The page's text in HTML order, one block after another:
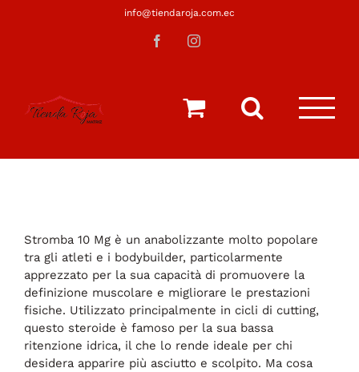
info@tiendaroja.com.ec
FacebookInstagram
Stromba 10 Mg è un anabolizzante molto popolare
tra gli atleti e i bodybuilder, particolarmente
apprezzato per la sua capacità di promuovere la
definizione muscolare e migliorare le prestazioni
fisiche. Utilizzato principalmente in cicli di cutting,
questo steroide è famoso per la sua bassa
ritenzione idrica, il che lo rende ideale per chi
desidera apparire più asciutto e scolpito. Ma cosa